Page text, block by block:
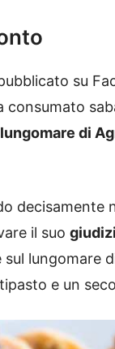
su
consumato
lungomare di
decisamente
il suo
lungomare
e un